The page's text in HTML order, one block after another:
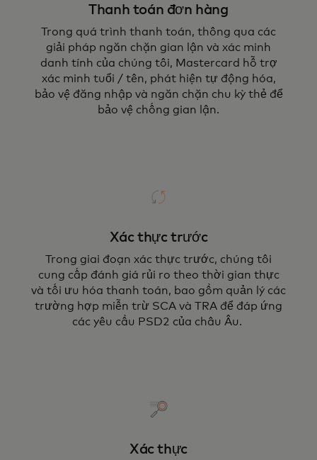
Thanh toán đơn hàng
Trong quá trình thanh toán, thông qua các
giải pháp ngăn chặn gian lận và xác minh
danh tính của chúng tôi, Mastercard hỗ trợ
xác minh tuổi / tên, phát hiện tự động hóa,
bảo vệ đăng nhập và ngăn chặn chu kỳ thẻ để
bảo vệ chống gian lận.
Xác thực trước
Trong giai đoạn xác thực trước, chúng tôi
cung cấp đánh giá rủi ro theo thời gian thực
và tối ưu hóa thanh toán, bao gồm quản lý các
trường hợp miễn trừ SCA và TRA để đáp ứng
các yêu cầu PSD2 của châu Âu.
Xác thực